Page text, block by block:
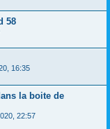
58
16:35
la boite de
22:57